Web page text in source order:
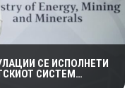
СЕ ИСПОЛНЕТИ
СИСТЕМ